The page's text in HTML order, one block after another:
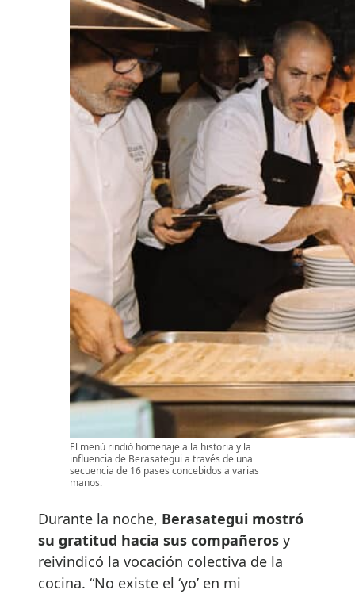
El menú rindió homenaje a la historia y la
influencia de Berasategui a través de una
secuencia de 16 pases concebidos a varias
manos.
Durante la noche, Berasategui mostró
su gratitud hacia sus compañeros y
reivindicó la vocación colectiva de la
cocina. “No existe el ‘yo’ en mi